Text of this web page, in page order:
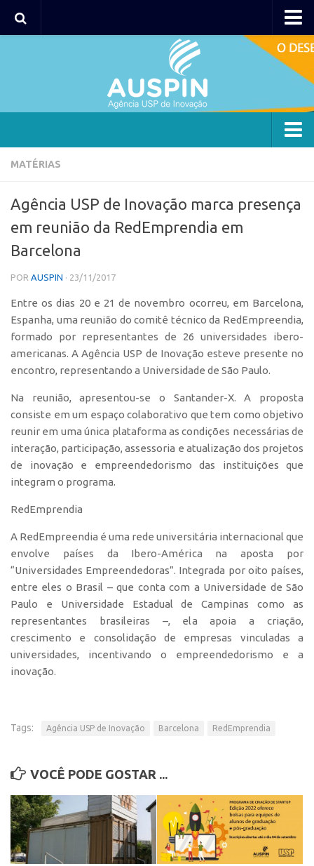
Agência
Coordenação
Polos
Polo Capital
Polo Lorena
Polo Ribeirão Preto
Polo São Carlos
Programas
Bolsa Empreendedorismo
Bolsa Startup USP
PGI-USP
Conexão Inter-USP
Leis e Normas
Portal do Inventor
Inteligência Competitiva
Editais
Pesquisa na USP
EMBRAPIIs
CEPIDs
CEPIX
Comunicação
Agenda AUSPIN
Fala Inovação
Premiações
MATÉRIAS
Agência USP de Inovação marca presença
em reunião da RedEmprendia em
Barcelona
POR AUSPIN · 23/11/2017
Entre os dias 20 e 21 de novembro ocorreu, em Barcelona,
Espanha, uma reunião do comitê técnico da RedEmpreendia,
formado por representantes de 26 universidades ibero-
americanas. A Agência USP de Inovação esteve presente no
encontro, representando a Universidade de São Paulo.
Na reunião, apresentou-se o Santander-X. A proposta
consiste em um espaço colaborativo que tem como objetivo
reunir em uma única plataforma as condições necessárias de
interação, participação, assessoria e atualização dos projetos
de inovação e empreendedorismo das instituições que
integram o programa.
RedEmprendia
A RedEmpreendia é uma rede universitária internacional que
envolve países da Ibero-América na aposta por
“Universidades Empreendedoras”. Integrada por oito países,
entre eles o Brasil – que conta com a Universidade de São
Paulo e Universidade Estadual de Campinas como as
representantes brasileiras –, ela apoia a criação,
crescimento e consolidação de empresas vinculadas a
universidades, incentivando o empreendedorismo e a
inovação.
Tags: Agência USP de Inovação Barcelona RedEmprendia
VOCÊ PODE GOSTAR ...